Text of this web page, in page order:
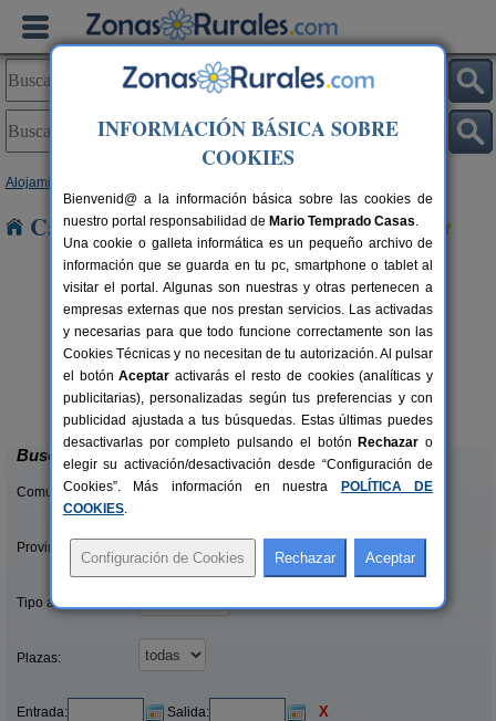
Alojamientos
Casas Rurales cerca de Baiona
20+6 pers.
desde26 €
Casa Mariñeira Lourdes
Cambados (Pontevedra)
Buscar
Comunidades:
Provincias/Islas:
Tipo alquiler:
Plazas:
Entrada: Salida: X
INFORMACIÓN BÁSICA SOBRE
COOKIES
Bienvenid@ a la información básica sobre las cookies de
nuestro portal responsabilidad de Mario Temprado Casas.
Una cookie o galleta informática es un pequeño archivo de
información que se guarda en tu pc, smartphone o tablet al
visitar el portal. Algunas son nuestras y otras pertenecen a
empresas externas que nos prestan servicios. Las activadas
y necesarias para que todo funcione correctamente son las
Cookies Técnicas y no necesitan de tu autorización. Al pulsar
el botónAceptar activarás el resto de cookies (analíticas y
publicitarias), personalizadas según tus preferencias y con
publicidad ajustada a tus búsquedas. Estas últimas puedes
desactivarlas por completo pulsando el botón Rechazar o
elegir su activación/desactivación desde “Configuración de
Cookies”. Más información en nuestra
POLÍTICA DE
COOKIES.